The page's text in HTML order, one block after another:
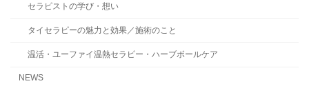
セラピストの学び・想い
タイセラピーの魅力と効果／施術のこと
温活・ユーファイ温熱セラピー・ハーブボールケア
NEWS